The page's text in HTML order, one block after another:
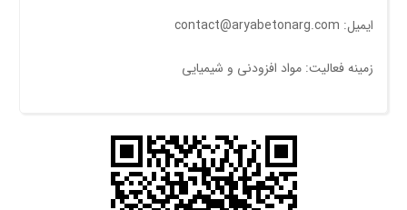
ایمیل: contact@aryabetonarg.com
زمینه فعالیت: مواد افزودنی و شیمیایی